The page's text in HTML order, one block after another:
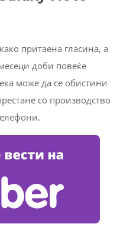
притаена гласина, а
доби повеќе
може да се обистини
со производство